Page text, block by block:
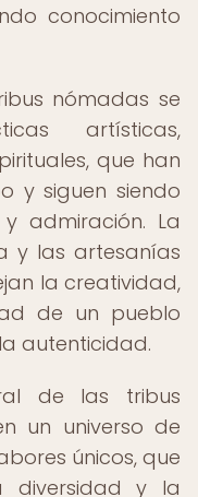
conocimiento
nómadas se
artísticas,
que han
y siguen siendo
admiración. La
y las artesanías
la creatividad,
de un pueblo
autenticidad.
de las tribus
un universo de
únicos, que
diversidad y la